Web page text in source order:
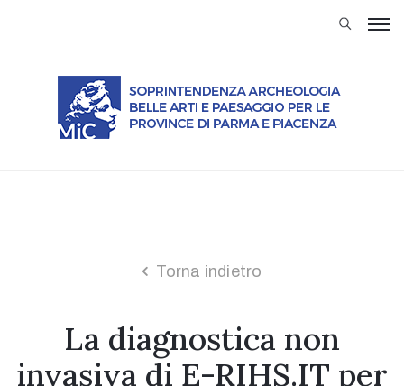
Soprintendenza
Rassegna
Torna indietro
La diagnostica non
invasiva di E-RIHS.IT per